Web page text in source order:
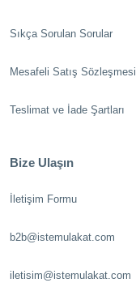
Sıkça Sorulan Sorular
Mesafeli Satış Sözleşmesi
Teslimat ve İade Şartları
Bize Ulaşın
İletişim Formu
b2b@istemulakat.com
iletisim@istemulakat.com